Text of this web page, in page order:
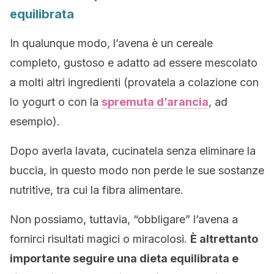
equilibrata
In qualunque modo, l’avena è un cereale
completo, gustoso e adatto ad essere mescolato
a molti altri ingredienti (provatela a colazione con
lo yogurt o con la spremuta d’arancia, ad
esempio).
Dopo averla lavata, cucinatela senza eliminare la
buccia, in questo modo non perde le sue sostanze
nutritive, tra cui la fibra alimentare.
Non possiamo, tuttavia, “obbligare” l’avena a
fornirci risultati magici o miracolosi. È altrettanto
importante seguire una dieta equilibrata e